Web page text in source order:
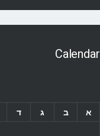
Calendar
א ב ג ד